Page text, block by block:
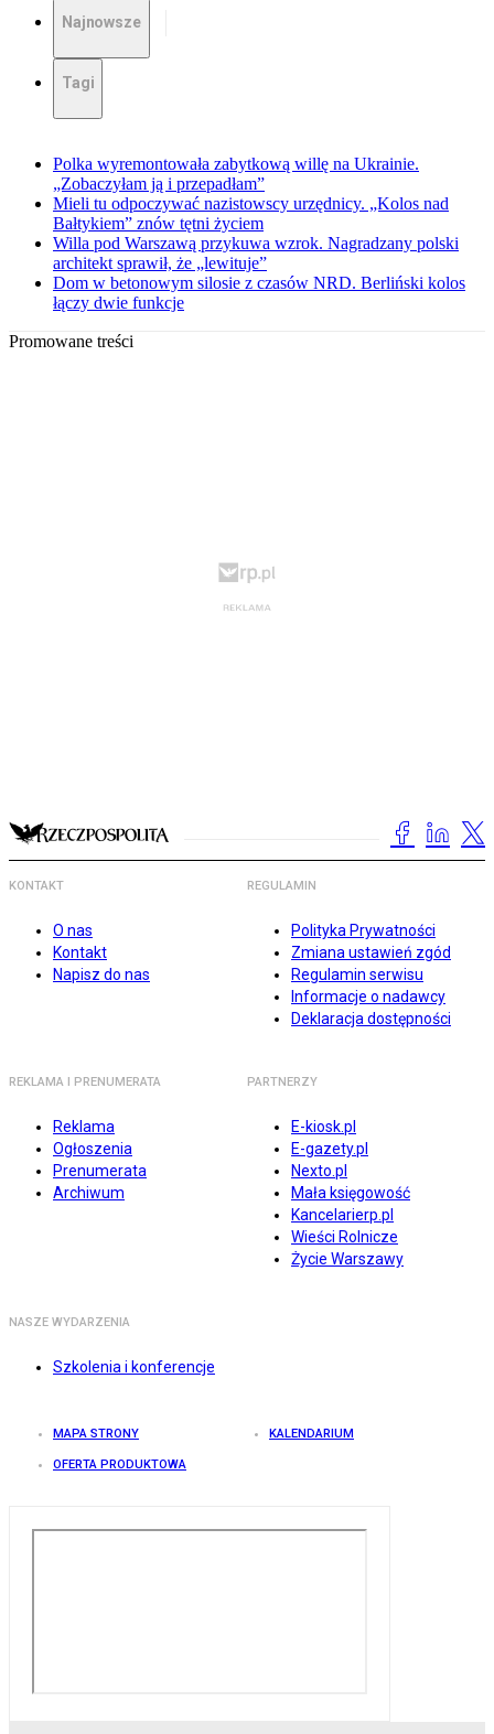
Najnowsze
Tagi
Polka wyremontowała zabytkową willę na Ukrainie.
„Zobaczyłam ją i przepadłam”
Mieli tu odpoczywać nazistowscy urzędnicy. „Kolos nad
Bałtykiem” znów tętni życiem
Willa pod Warszawą przykuwa wzrok. Nagradzany polski
architekt sprawił, że „lewituje”
Dom w betonowym silosie z czasów NRD. Berliński kolos
łączy dwie funkcje
Promowane treści
KONTAKT
O nas
Kontakt
Napisz do nas
REGULAMIN
Polityka Prywatności
Zmiana ustawień zgód
Regulamin serwisu
Informacje o nadawcy
Deklaracja dostępności
REKLAMA I PRENUMERATA
Reklama
Ogłoszenia
Prenumerata
Archiwum
PARTNERZY
E-kiosk.pl
E-gazety.pl
Nexto.pl
Mała księgowość
Kancelarierp.pl
Wieści Rolnicze
Życie Warszawy
NASZE WYDARZENIA
Szkolenia i konferencje
MAPA STRONY KALENDARIUM
OFERTA PRODUKTOWA